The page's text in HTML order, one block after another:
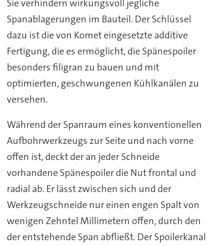
Sie verhindern wirkungsvoll jegliche
Spanablagerungen im Bauteil. Der Schlüssel
dazu ist die von Komet eingesetzte additive
Fertigung, die es ermöglicht, die Spänespoiler
besonders filigran zu bauen und mit
optimierten, geschwungenen Kühlkanälen zu
versehen.
Während der Spanraum eines konventionellen
Aufbohrwerkzeugs zur Seite und nach vorne
offen ist, deckt der an jeder Schneide
vorhandene Spänespoiler die Nut frontal und
radial ab. Er lässt zwischen sich und der
Werkzeugschneide nur einen engen Spalt von
wenigen Zehntel Millimetern offen, durch den
der entstehende Span abfließt. Der Spoilerkanal